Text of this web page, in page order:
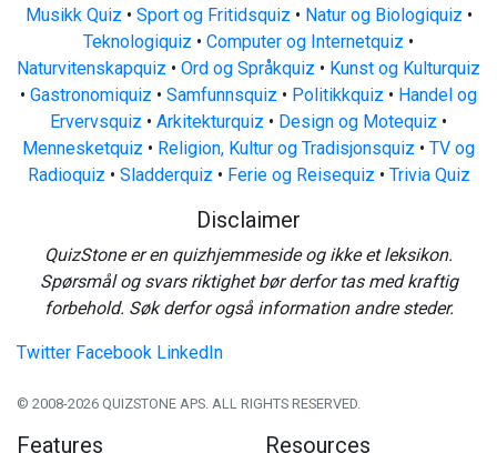
Musikk Quiz • Sport og Fritidsquiz • Natur og Biologiquiz •
Teknologiquiz • Computer og Internetquiz •
Naturvitenskapquiz • Ord og Språkquiz • Kunst og Kulturquiz
• Gastronomiquiz • Samfunnsquiz • Politikkquiz • Handel og
Ervervsquiz • Arkitekturquiz • Design og Motequiz •
Mennesketquiz • Religion, Kultur og Tradisjonsquiz • TV og
Radioquiz • Sladderquiz • Ferie og Reisequiz • Trivia Quiz
Disclaimer
QuizStone er en quizhjemmeside og ikke et leksikon.
Spørsmål og svars riktighet bør derfor tas med kraftig
forbehold. Søk derfor også information andre steder.
Twitter Facebook LinkedIn
© 2008-2026 QUIZSTONE APS. ALL RIGHTS RESERVED.
Features Resources